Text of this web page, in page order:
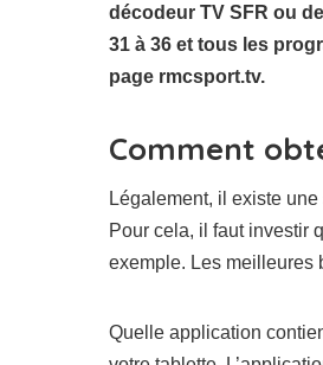
décodeur TV SFR ou
31 à 36 et tous les
page rmcsport.tv.
Comment
Légalement, il existe
Pour cela, il faut investir
exemple. Les meilleures
Quelle application